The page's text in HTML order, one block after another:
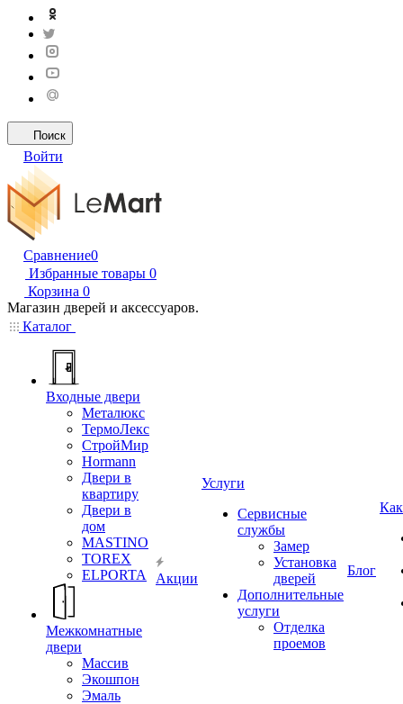
Поиск
Войти
Сравнение0
Избранные товары 0
Корзина 0
Магазин дверей и аксессуаров.
Каталог
Входные двери
Металюкс
ТермоЛекс
СтройМир
Hormann
Двери в
квартиру
Двери в
дом
MASTINO
TOREX
ELPORTA
Межкомнатные
двери
Массив
Экошпон
Эмаль
Акции
Услуги
Сервисные
службы
Замер
Установка
дверей
Дополнительные
услуги
Отделка
проемов
Блог